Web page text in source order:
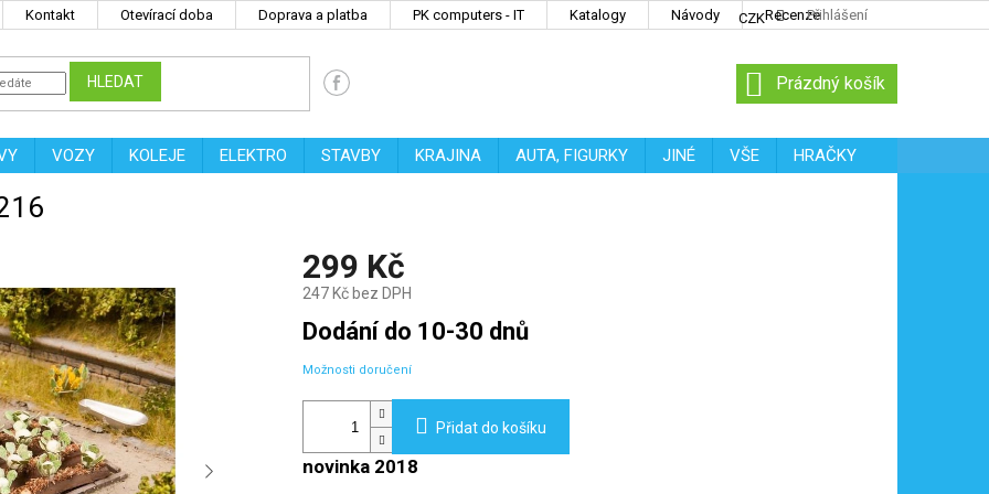
Kontakt Otevírací doba Doprava a platba PK computers - IT Katalogy Návody Recenze
CZK Přihlášení
HLEDAT
NÁKUPNÍ
KOŠÍK
Prázdný košík
VOZY KOLEJE ELEKTRO STAVBY KRAJINA AUTA, FIGURKY JINÉ VŠE
HRAČKY
299 Kč
247 Kč bez DPH
Měrná
cena:
Dodání do 10-30 dnů
Možnosti doručení
Přidat do košíku
novinka 2018